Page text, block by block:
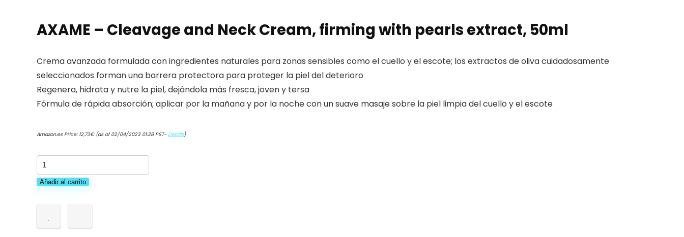
AXAME – Cleavage and Neck Cream, firming with pearls extract, 50ml
Crema avanzada formulada con ingredientes naturales para zonas sensibles como el cuello y el escote; los extractos de oliva cuidadosamente
seleccionados forman una barrera protectora para proteger la piel del deterioro
Regenera, hidrata y nutre la piel, dejándola más fresca, joven y tersa
Fórmula de rápida absorción; aplicar por la mañana y por la noche con un suave masaje sobre la piel limpia del cuello y el escote
Amazon.es Price: 12,73€(as of 02/04/2023 01:28 PST-Details)
AXAME
-
Cleavage
Neck
Añadir al carrito